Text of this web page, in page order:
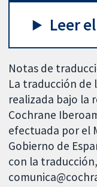
Leer
Notas de
La traducción de
realizada bajo la
Cochrane
efectuada por el
Gobierno de
con la